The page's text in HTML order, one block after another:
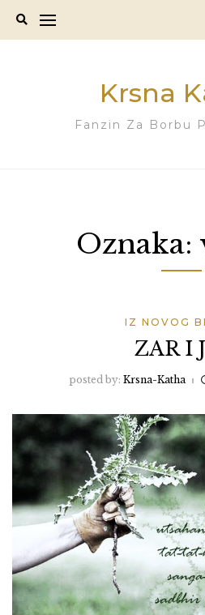
Krsna
Fanzin Za Borbu
Oznaka:
IZ NOVOG
ZAR I
posted by: Krsna-Katha